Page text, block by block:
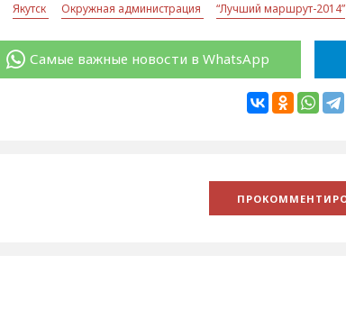
Якутск Окружная администрация “Лучший маршрут-2014”
Самые важные новости в WhatsApp